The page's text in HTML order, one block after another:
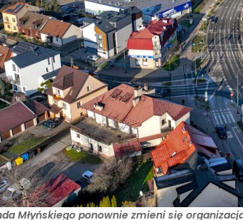
Młyńskiego ponownie zmieni się